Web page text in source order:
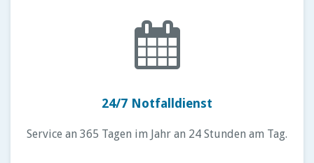
24/7 Notfalldienst
Service an 365 Tagen im Jahr an 24 Stunden am Tag.